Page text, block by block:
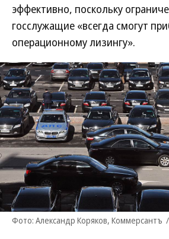
эффективно, поскольку
госслужащие «всегда смогут
операционному лизингу».
Фото: Александр Коряков, Коммерсантъ /